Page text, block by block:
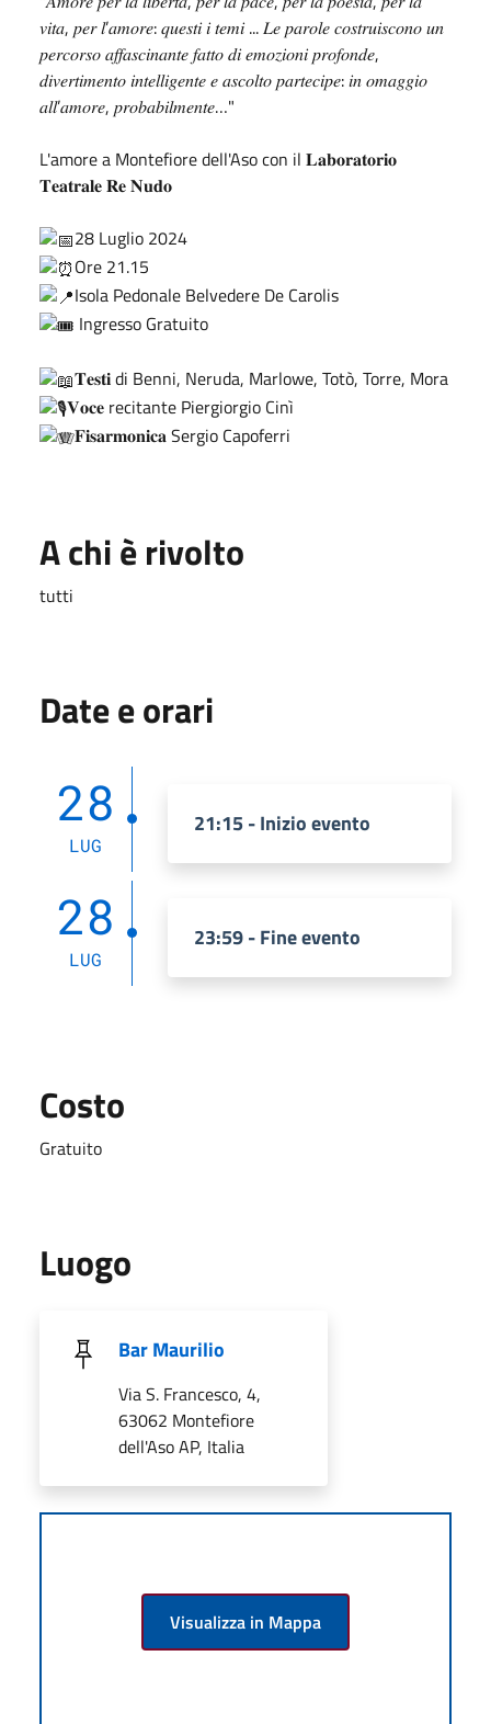
𝑣𝑖𝑡𝑎, 𝑝𝑒𝑟 𝑙’𝑎𝑚𝑜𝑟𝑒: 𝑞𝑢𝑒𝑠𝑡𝑖 𝑖 𝑡𝑒𝑚𝑖 ... 𝐿𝑒 𝑝𝑎𝑟𝑜𝑙𝑒 𝑐𝑜𝑠𝑡𝑟𝑢𝑖𝑠𝑐𝑜𝑛𝑜 𝑢𝑛
𝑝𝑒𝑟𝑐𝑜𝑟𝑠𝑜 𝑎𝑓𝑓𝑎𝑠𝑐𝑖𝑛𝑎𝑛𝑡𝑒 𝑓𝑎𝑡𝑡𝑜 𝑑𝑖 𝑒𝑚𝑜𝑧𝑖𝑜𝑛𝑖 𝑝𝑟𝑜𝑓𝑜𝑛𝑑𝑒,
𝑑𝑖𝑣𝑒𝑟𝑡𝑖𝑚𝑒𝑛𝑡𝑜 𝑖𝑛𝑡𝑒𝑙𝑙𝑖𝑔𝑒𝑛𝑡𝑒 𝑒 𝑎𝑠𝑐𝑜𝑙𝑡𝑜 𝑝𝑎𝑟𝑡𝑒𝑐𝑖𝑝𝑒: 𝑖𝑛 𝑜𝑚𝑎𝑔𝑔𝑖𝑜
𝑎𝑙𝑙’𝑎𝑚𝑜𝑟𝑒, 𝑝𝑟𝑜𝑏𝑎𝑏𝑖𝑙𝑚𝑒𝑛𝑡𝑒…"
L'amore a Montefiore dell'Aso con il 𝐋𝐚𝐛𝐨𝐫𝐚𝐭𝐨𝐫𝐢𝐨
𝐓𝐞𝐚𝐭𝐫𝐚𝐥𝐞 𝐑𝐞 𝐍𝐮𝐝𝐨
28 Luglio 2024
Ore 21.15
Isola Pedonale Belvedere De Carolis
Ingresso Gratuito
𝐓𝐞𝐬𝐭𝐢 di Benni, Neruda, Marlowe, Totò, Torre, Mora
𝐕𝐨𝐜𝐞 recitante Piergiorgio Cinì
𝐅𝐢𝐬𝐚𝐫𝐦𝐨𝐧𝐢𝐜𝐚 Sergio Capoferri
A chi è rivolto
tutti
Date e orari
28
LUG
21:15 - Inizio evento
28
LUG
23:59 - Fine evento
Costo
Gratuito
Luogo
Bar Maurilio
Via S. Francesco, 4,
63062 Montefiore
dell'Aso AP, Italia
Visualizza in Mappa